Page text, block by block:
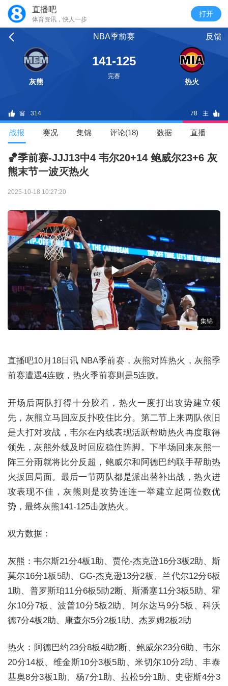
直播吧
体育资讯，快人一步
NBA季前赛 反馈
灰熊
141-125
完赛
热火
314 78
战报 赛况 集锦 评论(18) 数据 直播
🏀季前赛-JJJ13中4 韦尔20+14 鲍威尔23+6 灰
熊末节一波灭热火
2025-10-18 10:27:20
集锦
直播吧10月18日讯 NBA季前赛，灰熊对阵热火，灰熊季
前赛遭遇4连败，热火季前赛则是5连败。
开场后两队打得十分胶着，热火一度打出攻势建立领
先，灰熊立马回应反扑咬住比分。第二节上来两队依旧
是大打对攻战，韦尔在内线表现活跃帮助热火再度取得
领先，灰熊外线及时回应稳住阵脚。下半场回来灰熊一
阵三分雨就将比分反超，鲍威尔和阿德巴约联手帮助热
火扳回局面。最后一节两队都是派出替补出战，热火进
攻表现不佳，灰熊则是攻势连连一举建立起两位数优
势，最终灰熊141-125击败热火。
双方数据：
灰熊：韦尔斯21分4板1助、贾伦-杰克逊16分3板2助、斯
莫尔16分1板5助、GG-杰克逊13分2板、兰代尔12分6板
1助、普罗斯珀11分6板5助2断、斯潘塞11分3板5助、霍
尔10分7板、波普10分5板2助、阿尔达马9分5板、科沃
德7分4板2助、康查尔5分2板1助、杰罗姆2板2助
热火：阿德巴约23分8板4助2断、鲍威尔23分6助、韦尔
20分14板、维金斯10分3板5助、米切尔10分2助、丰泰
基奥8分3板1助、杨7分1助、拉松5分1助、史密斯4分3